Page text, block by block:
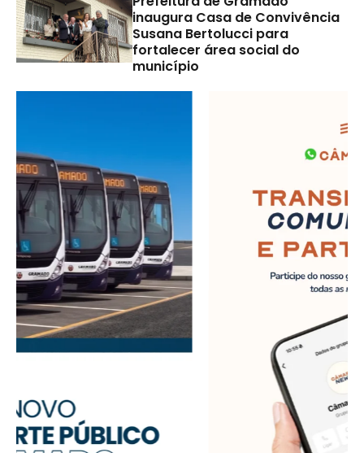
inaugura Casa de Convivência
Susana Bertolucci para
fortalecer área social do
município